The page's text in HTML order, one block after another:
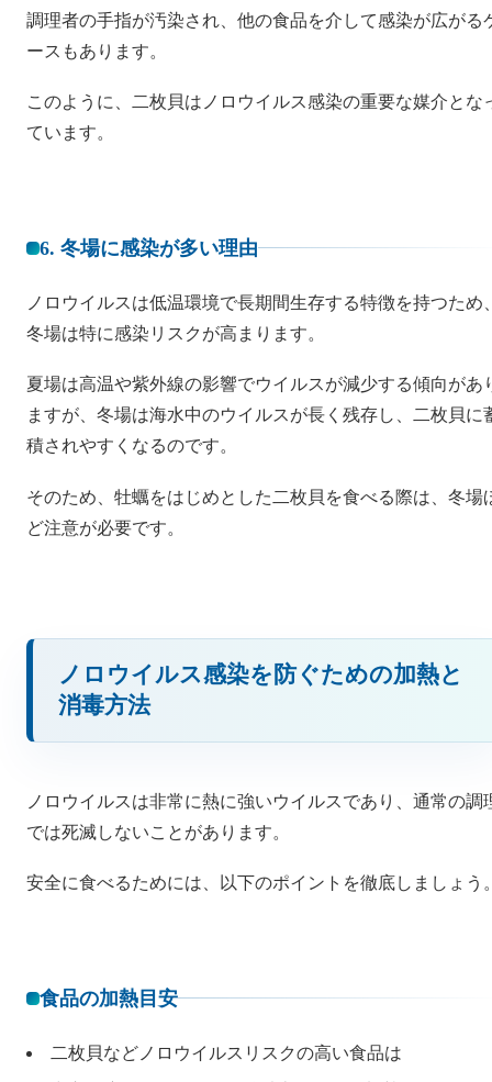
調理者の手指が汚染され、他の食品を介して感染が広がる
ースもあります。
このように、二枚貝はノロウイルス感染の重要な媒介とな
ています。
6. 冬場に感染が多い理由
ノロウイルスは低温環境で長期間生存する特徴を持つため
冬場は特に感染リスクが高まります。
夏場は高温や紫外線の影響でウイルスが減少する傾向があ
ますが、冬場は海水中のウイルスが長く残存し、二枚貝に
積されやすくなるのです。
そのため、牡蠣をはじめとした二枚貝を食べる際は、冬場
ど注意が必要です。
ノロウイルス感染を防ぐための加熱と
消毒方法
ノロウイルスは非常に熱に強いウイルスであり、通常の調
では死滅しないことがあります。
安全に食べるためには、以下のポイントを徹底しましょう
食品の加熱目安
二枚貝などノロウイルスリスクの高い食品は